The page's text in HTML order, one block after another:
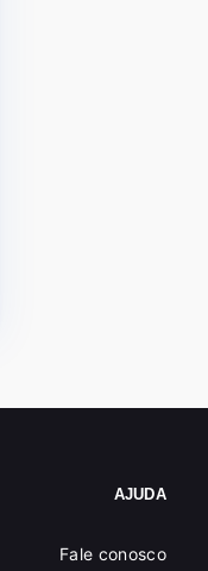
AJUDA
Fale conosco